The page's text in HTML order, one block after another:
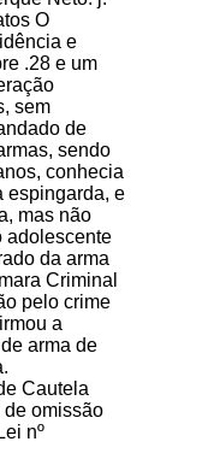
O
e
.28 e um
sem
de
sendo
conhecia
espingarda, e
mas não
adolescente
da arma
Criminal
pelo crime
a
arma de
Cautela
de omissão
nº